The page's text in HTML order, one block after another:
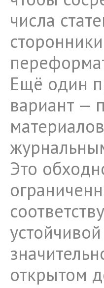
числа
Ещё один
вариант —
Это
открытом